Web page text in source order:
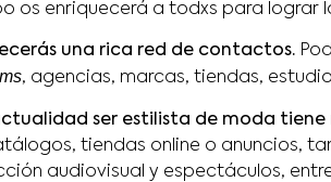
os enriquecerá a todxs para lograr
una rica red de contactos.
, agencias, marcas, tiendas,
ser estilista de moda tiene
tiendas online o anuncios,
audiovisual y espectáculos,